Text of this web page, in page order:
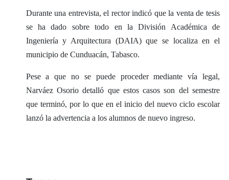
Durante una entrevista, el rector indicó que la venta de tesis
se ha dado sobre todo en la División Académica de
Ingeniería y Arquitectura (DAIA) que se localiza en el
municipio de Cunduacán, Tabasco.
Pese a que no se puede proceder mediante vía legal,
Narváez Osorio detalló que estos casos son del semestre
que terminó, por lo que en el inicio del nuevo ciclo escolar
lanzó la advertencia a los alumnos de nuevo ingreso.